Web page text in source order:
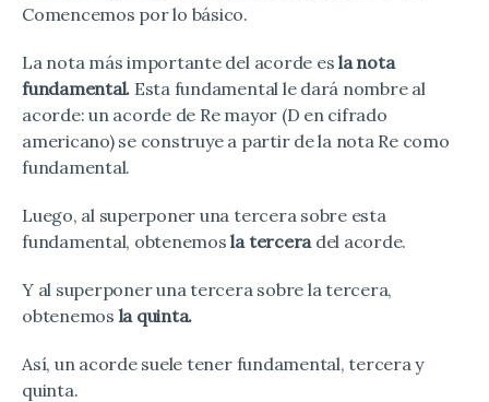
Comencemos por lo básico.
La nota más importante del acorde esla nota
fundamental. Esta fundamental le dará nombre al
acorde: un acorde de Re mayor (D en cifrado
americano) se construye a partir de la nota Re como
fundamental.
Luego, al superponer una tercera sobre esta
fundamental, obtenemos la tercera del acorde.
Y al superponer una tercera sobre la tercera,
obtenemos la quinta.
Así, un acorde suele tener fundamental, tercera y
quinta.